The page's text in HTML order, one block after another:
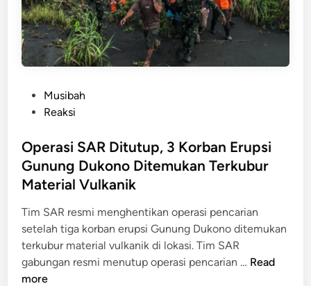
a
M
6
,
c
a
K
e
p
u
t
e
d
n
Musibah
Reaksi
Operasi SAR Ditutup, 3 Korban Erupsi
Gunung Dukono Ditemukan Terkubur
Material Vulkanik
Tim SAR resmi menghentikan operasi pencarian
setelah tiga korban erupsi Gunung Dukono ditemukan
terkubur material vulkanik di lokasi. Tim SAR
gabungan resmi menutup operasi pencarian … O
Read
more